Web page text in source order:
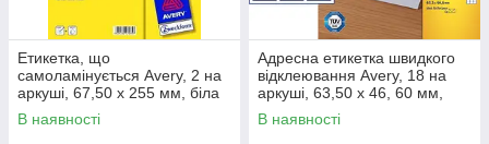
Етикетка, що
самоламінується Avery, 2 на
аркуші, 67,50 х 255 мм, біла
В наявності
Адресна етикетка швидкого
відклеювання Avery, 18 на
аркуші, 63,50 х 46, 60 мм,
біла
В наявності